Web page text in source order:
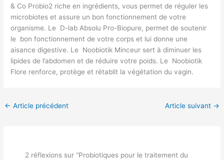
& Co Probio2 riche en ingrédients, vous permet de réguler les
microbiotes et assure un bon fonctionnement de votre
organisme. Le D-lab Absolu Pro-Biopure, permet de soutenir
le bon fonctionnement de votre corps et lui donne une
aisance digestive. Le Noobiotik Minceur sert à diminuer les
lipides de l’abdomen et de réduire votre poids. Le Noobiotik
Flore renforce, protège et rétablit la végétation du vagin.
← Article précédent Article suivant →
2 réflexions sur “Probiotiques pour le traitement du